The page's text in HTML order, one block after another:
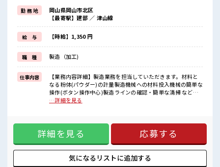
新しいことにチャレンジするのは不安だけど、
しっかり働く環境が整っています！
イチからスキルUP・ステップUP目指していきましょう！
≪様々なお仕事をご提案≫
一人で悩まず気軽に相談できる、
派遣のお仕事です！
■職場の雰囲気
少人数の職場でこじんまり。
職場の仲間との交流もできちゃうかも？
仕事の合間の息抜きは休憩室で♪
持ち物が多いあなたにもぴったり☆
ロッカー付き職場♪
勤 務 地
岡山県岡山市北区
【最寄駅】建部 ／ 津山線
給 与 【時給】1,350 円
職 種 製造（加工)
仕事内容
【業務内容詳細】製造業務を担当していただきます。材料と
なる粉体(パウダー)の計量製造機械への材料投入機械の簡単な
操作(ボタン操作中心)製造ラインの確認・簡単な清掃 など
【取扱製品情報】プリンター用インクトナー ■お仕事PR ≪プ
新しいことにチャレンジするのは不安だけど、 しっかり働く
環境が整っています！ イチからスキルUP・ステップUP目指
していきましょう！ ≪様々なお仕事をご提案≫ 一人で悩まず
気軽に相談できる、 派遣のお仕事です！ ■職場の雰囲気 少人
数の職場でこじんまり。 職場の仲間との交流もできちゃうか
も？ 仕事の合間の息抜きは休憩室で♪ 持ち物が多いあなたに
…詳細を見る
詳細を見る 応募する
気になるリストに追加する